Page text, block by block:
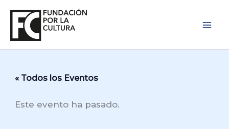
contenido
« Todos los Eventos
Este evento ha pasado.